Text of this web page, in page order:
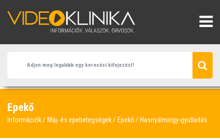
Epekő
Információk Máj- és epebetegségek Epekő Hasnyálmirigy-gyulladás